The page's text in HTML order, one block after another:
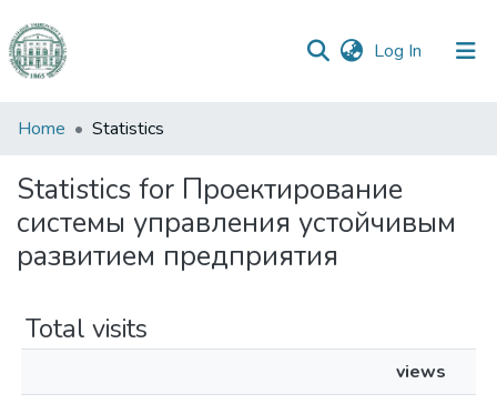
Log In (current)
Communities
Collections
All of DSpace
Home Statistics
Statistics for Проектирование
системы управления устойчивым
развитием предприятия
Total visits
views